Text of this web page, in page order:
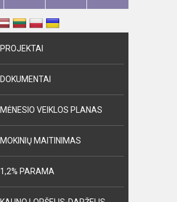
PROJEKTAI
DOKUMENTAI
MĖNESIO VEIKLOS PLANAS
MOKINIŲ MAITINIMAS
1,2% PARAMA